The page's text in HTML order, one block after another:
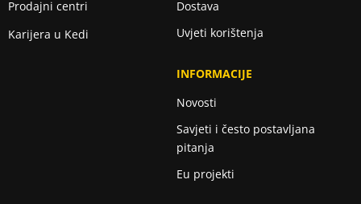
Prodajni centri
Karijera u Kedi
Dostava
Uvjeti korištenja
INFORMACIJE
Novosti
Savjeti i često postavljana
pitanja
Eu projekti